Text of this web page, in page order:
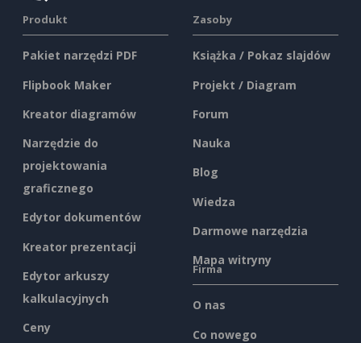
Produkt
Pakiet narzędzi PDF
Flipbook Maker
Kreator diagramów
Narzędzie do
projektowania
graficznego
Edytor dokumentów
Kreator prezentacji
Edytor arkuszy
kalkulacyjnych
Ceny
Zasoby
Książka / Pokaz slajdów
Projekt / Diagram
Forum
Nauka
Blog
Wiedza
Darmowe narzędzia
Mapa witryny
Firma
O nas
Co nowego